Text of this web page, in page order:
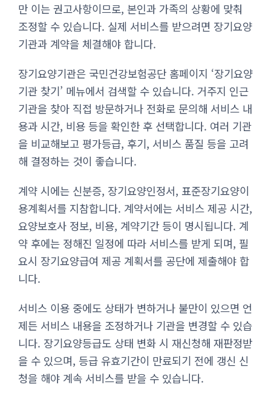
만 이는 권고사항이므로, 본인과 가족의 상황에 맞춰
조정할 수 있습니다. 실제 서비스를 받으려면 장기요양
기관과 계약을 체결해야 합니다.
장기요양기관은 국민건강보험공단 홈페이지 ‘장기요양
기관 찾기’ 메뉴에서 검색할 수 있습니다. 거주지 인근
기관을 찾아 직접 방문하거나 전화로 문의해 서비스 내
용과 시간, 비용 등을 확인한 후 선택합니다. 여러 기관
을 비교해보고 평가등급, 후기, 서비스 품질 등을 고려
해 결정하는 것이 좋습니다.
계약 시에는 신분증, 장기요양인정서, 표준장기요양이
용계획서를 지참합니다. 계약서에는 서비스 제공 시간,
요양보호사 정보, 비용, 계약기간 등이 명시됩니다. 계
약 후에는 정해진 일정에 따라 서비스를 받게 되며, 필
요시 장기요양급여 제공 계획서를 공단에 제출해야 합
니다.
서비스 이용 중에도 상태가 변하거나 불만이 있으면 언
제든 서비스 내용을 조정하거나 기관을 변경할 수 있습
니다. 장기요양등급도 상태 변화 시 재신청해 재판정받
을 수 있으며, 등급 유효기간이 만료되기 전에 갱신 신
청을 해야 계속 서비스를 받을 수 있습니다.